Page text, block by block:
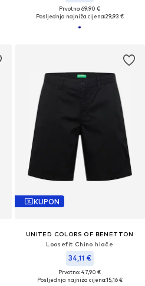
Prvotno: 69,90 €
Posljednja najniža cijena:29,93 €
KUPON
UNITED COLORS OF BENETTON
Loosefit Chino hlače
34,11 €
Prvotno: 47,90 €
Posljednja najniža cijena:15,16 €